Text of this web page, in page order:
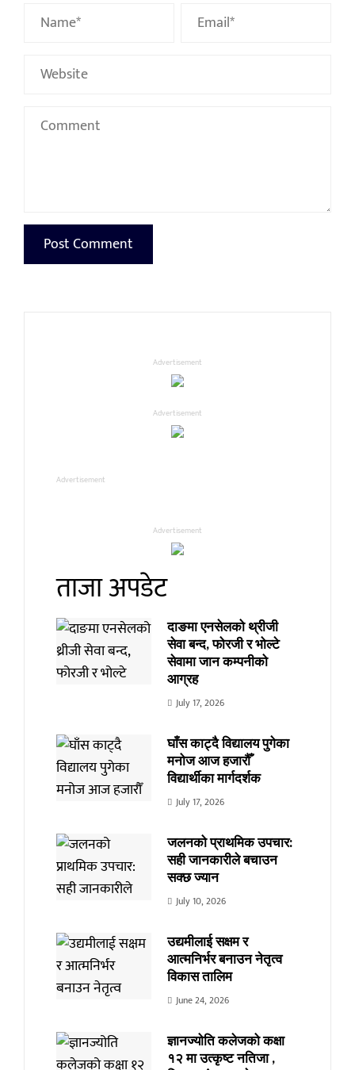
Advertisement
Advertisement
Advertisement
Advertisement
ताजा अपडेट
दाङमा एनसेलको थ्रीजी
सेवा बन्द, फोरजी र भोल्टे
सेवामा जान कम्पनीको
आग्रह
July 17, 2026
घाँस काट्दै विद्यालय पुगेका
मनोज आज हजारौँ
विद्यार्थीका मार्गदर्शक
July 17, 2026
जलनको प्राथमिक उपचार:
सही जानकारीले बचाउन
सक्छ ज्यान
July 10, 2026
उद्यमीलाई सक्षम र
आत्मनिर्भर बनाउन नेतृत्व
विकास तालिम
June 24, 2026
ज्ञानज्योति कलेजको कक्षा
१२ मा उत्कृष्ट नतिजा ,